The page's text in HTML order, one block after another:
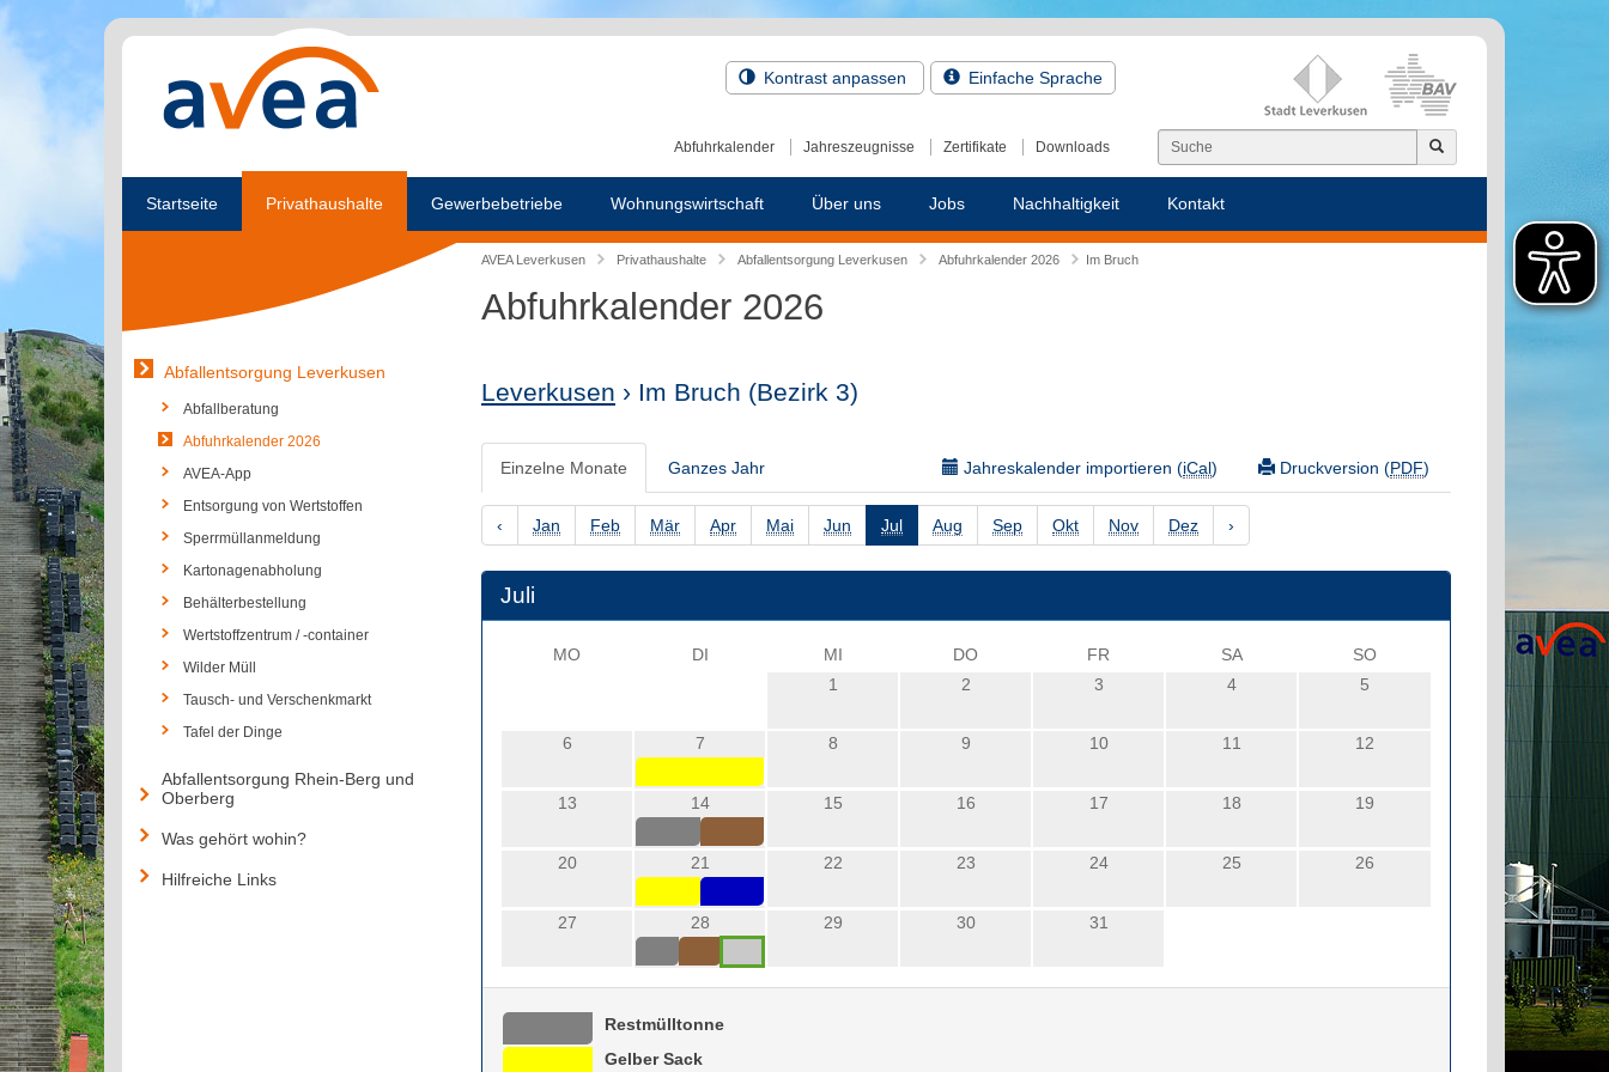
Kontrast anpassen Einfache Sprache
Abfuhrkalender Jahreszeugnisse Zertifikate Downloads
Startseite Privathaushalte Gewerbebetriebe Wohnungswirtschaft Über uns Jobs Nachhaltigkeit Kontakt
AVEA Leverkusen Privathaushalte Abfallentsorgung Leverkusen Abfuhrkalender 2026 Im Bruch
Abfuhrkalender 2026
Leverkusen › Im Bruch (Bezirk 3)
Einzelne Monate Ganzes Jahr Druckversion (PDF)
Jahreskalender importieren (iCal)
‹ Jan Feb Mär Apr Mai Jun Jul Aug Sep Okt Nov Dez ›
Juli
MO DI MI DO FR SA
SO
1
2 3 4 5
6 7 8 9 10 11 12
13 14 15 16 17 18 19
20 21 22 23 24 25 26
27 28 29 30 31
Restmülltonne
Gelber Sack
Abfallentsorgung Leverkusen
Abfallberatung
Abfuhrkalender 2026
AVEA-App
Entsorgung von Wertstoffen
Sperrmüllanmeldung
Kartonagenabholung
Behälterbestellung
Wertstoffzentrum / -container
Wilder Müll
Tausch- und Verschenkmarkt
Tafel der Dinge
Abfallentsorgung Rhein-Berg und
Oberberg
Was gehört wohin?
Hilfreiche Links